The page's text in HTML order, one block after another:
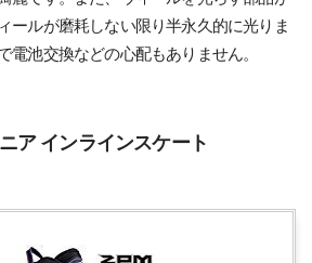
ールが磨耗しない限り半永久的に光りま
電池交換などの心配もありません。
ア インラインスケート